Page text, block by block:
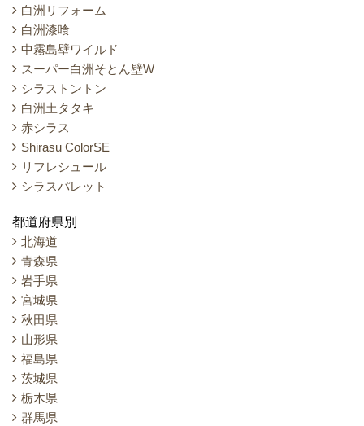
白洲リフォーム
白洲漆喰
中霧島壁ワイルド
スーパー白洲そとん壁W
シラストントン
白洲土タタキ
赤シラス
Shirasu ColorSE
リフレシュール
シラスパレット
都道府県別
北海道
青森県
岩手県
宮城県
秋田県
山形県
福島県
茨城県
栃木県
群馬県